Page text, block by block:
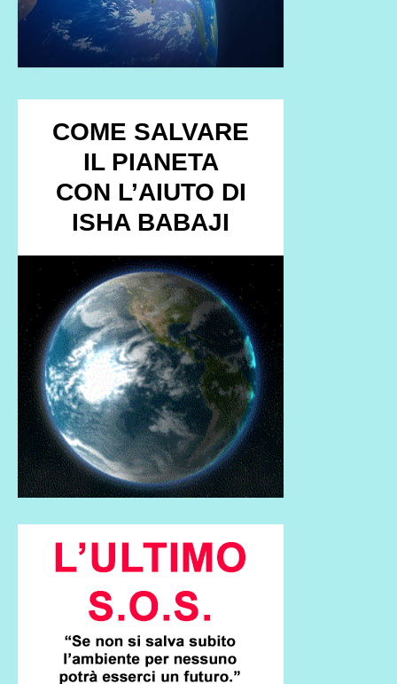
COME SALVARE
IL PIANETA
CON L’AIUTO DI
ISHA BABAJI